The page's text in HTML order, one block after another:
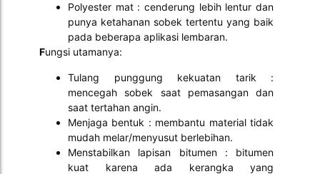
Polyester mat : cenderung lebih lentur dan
punya ketahanan sobek tertentu yang baik
pada beberapa aplikasi lembaran.
Fungsi utamanya:
Tulang punggung kekuatan tarik :
mencegah sobek saat pemasangan dan
saat tertahan angin.
Menjaga bentuk : membantu material tidak
mudah melar/menyusut berlebihan.
Menstabilkan lapisan bitumen : bitumen
kuat karena ada kerangka yang